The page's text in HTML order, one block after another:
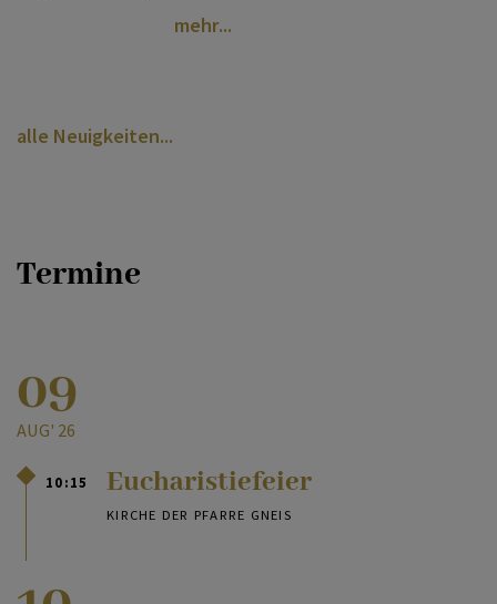
mehr
alle Neuigkeiten
Termine
09
AUG' 26
10:15 Eucharistiefeier
KIRCHE DER PFARRE GNEIS